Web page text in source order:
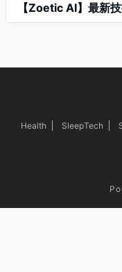
【Zoetic AI】最新
Health SleepTech